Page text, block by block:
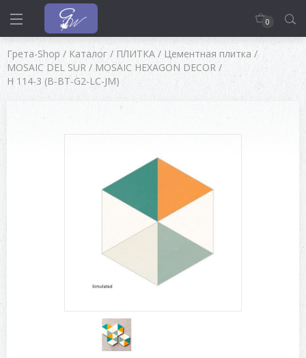
0
Грета-Shop / Каталог / ПЛИТКА / Цементная плитка /
MOSAIC DEL SUR / MOSAIC HEXAGON DECOR /
H 114-3 (B-BT-G2-LC-JM)